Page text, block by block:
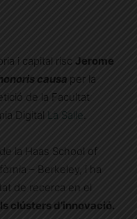
i capital risc Jerome
causa per la
de la Facultat
Digital La Salle.
la Haas School of
– Berkeley, i ha
de recerca en el
clústers d’innovació.